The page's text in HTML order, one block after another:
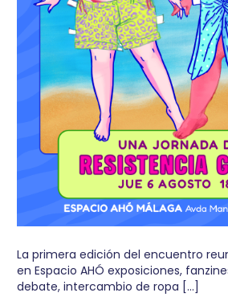
La primera edición del encuentro
en Espacio AHÓ exposiciones,
debate, intercambio de ropa […]